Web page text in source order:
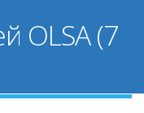
OLSA (7